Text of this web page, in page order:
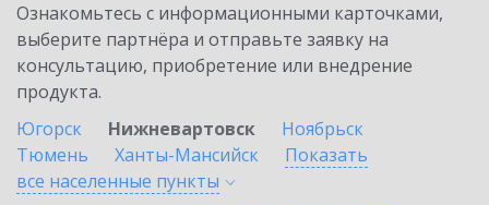
Ознакомьтесь с информационными карточками,
выберите партнёра и отправьте заявку на
консультацию, приобретение или внедрение
продукта.
Югорск
Нижневартовск
Ноябрьск
Тюмень
Ханты-Мансийск
Показать
все населенные пункты